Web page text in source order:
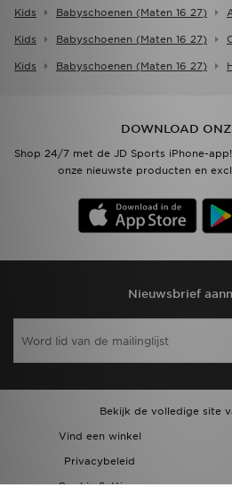
Kids Babyschoenen (maten 16 27)
Kids Babyschoenen (maten 16 27)
Kids Babyschoenen (maten 16 27)
DOWNLOAD
Shop 24/7 met de JD Sports iPhone-
onze nieuwste producten en
Nieuwsbrief
Bekijk de volledige site
Vind een winkel
Privacybeleid